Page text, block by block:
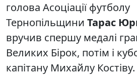
голова Асоціації футболу
Тернопільщини Тарас
вручив спершу медалі
Великих Бірок, потім і
капітану Михайлу Костіву.